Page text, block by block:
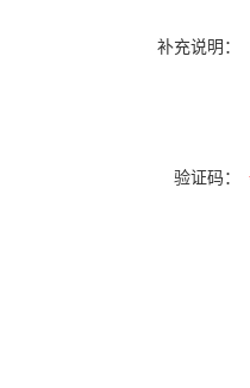
补充说明：
验证码：